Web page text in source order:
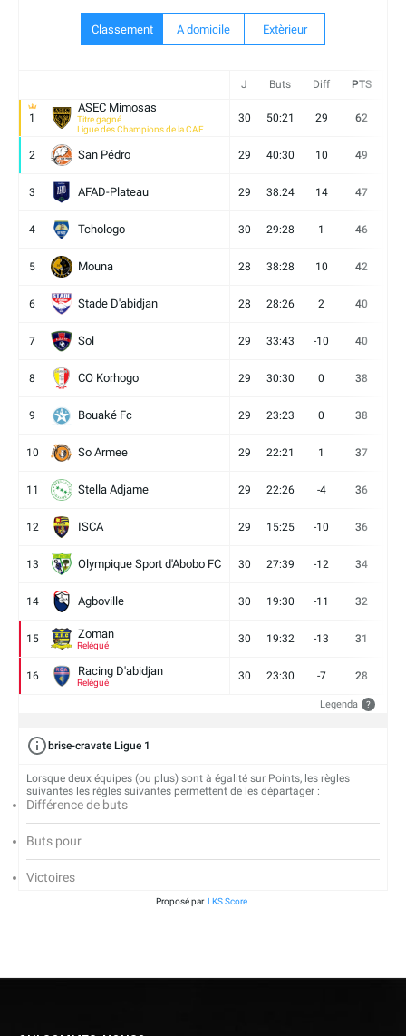
Classement A domicile Extèrieur
J Buts Diff PTS
1
ASEC Mimosas
Titre gagné
Ligue des Champions de la CAF
30 50:21 29 62
2 San Pédro 29 40:30 10 49
3 AFAD-Plateau 29 38:24 14 47
4 Tchologo 30 29:28 1 46
5 Mouna 28 38:28 10 42
6 Stade D'abidjan 28 28:26 2 40
7 Sol 29 33:43 -10 40
8 CO Korhogo 29 30:30 0 38
9 Bouaké Fc 29 23:23 0 38
10 So Armee 29 22:21 1 37
11 Stella Adjame 29 22:26 -4 36
12 ISCA 29 15:25 -10 36
13 Olympique Sport d'Abobo FC 30 27:39 -12 34
14 Agboville 30 19:30 -11 32
15 Zoman
Relégué
30 19:32 -13 31
16 Racing D'abidjan
Relégué
30 23:30 -7 28
Legenda ?
brise-cravate Ligue 1
Lorsque deux équipes (ou plus) sont à égalité sur Points, les règles
suivantes les règles suivantes permettent de les départager :
Différence de buts
Buts pour
Victoires
Proposé par LKS Score